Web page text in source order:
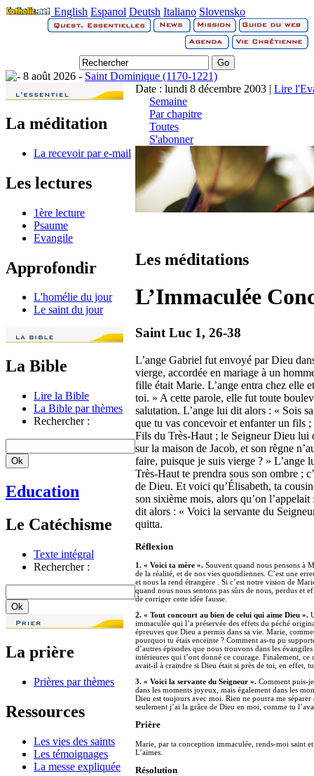
English Espanol Deutsh Italiano Slovensko
8 août 2026 - Saint Dominique (1170-1221)
La méditation
La recevoir par e-mail
Les lectures
1ère lecture
Psaume
Evangile
Approfondir
L'homélie du jour
Le saint du jour
La Bible
Lire la Bible
La Bible par thèmes
Rechercher :
Education
Le Catéchisme
Texte intégral
Rechercher :
La prière
Prières par thèmes
Ressources
Les vies des saints
Les témoignages
La messe expliquée
Date : lundi 8 décembre 2003 | Lire
Semaine
Par chapitre
Toutes
S'abonner
Les méditations
L’Immaculée
Saint Luc 1, 26-38
L’ange Gabriel fut envoyé par Dieu
vierge, accordée en mariage à un
fille était Marie. L’ange entra chez elle
toi. » A cette parole, elle fut toute
salutation. L’ange lui dit alors : « Sois
que tu vas concevoir et enfanter un fils
Fils du Très-Haut ; le Seigneur Dieu lui
sur la maison de Jacob, et son règne
faire, puisque je suis vierge ? » L’ange
Très-Haut te prendra sous son ombre ;
de Dieu. Et voici qu’Élisabeth, ta
son sixième mois, alors qu’on
dit alors : « Voici la servante du
quitta.
Réflexion
1. « Voici ta mère ». Souvent quand nous pensons à
de la réalité, et de nos vies quotidiennes. C’est une
et nous la rend étrangère . Si c’est notre vision de
quand nous nous sentons pas sûrs de nous, perdus et
de corriger cette idée fausse.
2. « Tout concourt au bien de celui qui aime Dieu ».
immaculée qui l’a préservée des effets du péché
épreuves que Dieu a permis dans sa vie. Marie,
pourquoi tu étais enceinte ? Comment as-tu pu
d’autres épisodes que nous trouvons dans les
intérieures qui t’ont donné ce courage. Finalement,
avait-il à craindre si Dieu était si près de toi, en effet,
3. « Voici la servante du Seigneur ». Comment puis-
dans les moments joyeux, mais également dans les
Dieu est toujours avec moi. Rien ne pourra me
seulement j’ai la grâce de Dieu en moi, comme tu
Prière
Marie, par ta conception immaculée, rends-moi saint
L’aimes.
Résolution